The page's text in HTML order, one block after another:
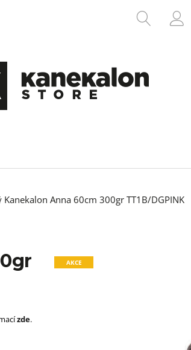
HLEDAT
Kanekalon Anna 60cm 300gr TT1B/DGPINK
AKCE
zde.
najít?
1